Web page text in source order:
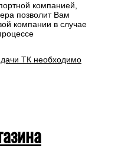
компанией,
позволит Вам
компании в случае
ТК необходимо